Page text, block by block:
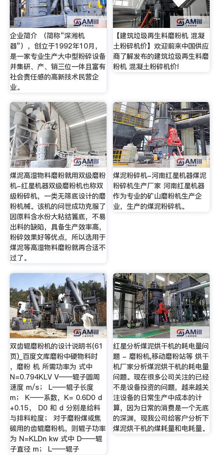
企业简介 （简称“深湘机
器”），创立于1992年10月，
是一家专业生产大中型粉碎设备
并集研、产、销三位一体且富有
社会责任感的高新技术民营企
业。
【建筑垃圾再生料磨粉机 混凝
土粉碎机价】欢迎前来中国供应
商了解发布的建筑垃圾再生料磨
粉机 混凝土粉碎机价!
煤泥高湿物料磨粉就用双级磨粉
机-红星机器双级磨粉机也称双
级粉碎机，一类无筛底设计的磨
粉机械。该机的问世成功克服了
因原料含水份大粘结篦底，不易
出料的缺陷，具备生产效率高，
粉碎效果好等优点，所以选用于
煤泥等高湿物料磨粉就再合适不
过了。
煤泥粉碎机-河南红星机器煤泥
粉碎机生产厂家 河南红星机器
作为专业的矿山磨粉机生产企
业，生产的煤泥粉碎机。
双齿辊磨粉机的设计说明书(61
页)_百度文库磨粉中硬物料时
，磨粉 机 所需功率为 式中
N=0.794KLV V——辊子圆周
速度 m/s； L——辊子长度
m； K——系数，K= 0.6D0 d
+0.15， D0 和 d 分别是给料
与排料粒度； 对于磨粉煤或焦
碳用的齿辊磨粉机，则辊子功率
为 N=KLDn kw 式中 D——辊
子直径 m； L——辊子
红星分析煤泥烘干机的耗电量问
题 - 磨粉机,移动磨粉站等 烘干
机厂家分析煤泥烘干机的耗电量
问题。现在很多公司关注的已经
不是设备投资的问题，越来越关
注设备的日常生产中成本的计
算，因为日常的消费是一个无底
的深渊，现我公司给客户分析下
煤泥烘干机的煤耗量和电耗量。